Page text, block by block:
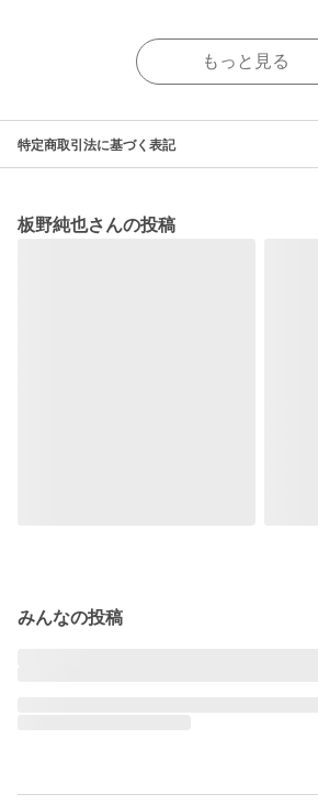
もっと見る
特定商取引法に基づく表記
板野純也さんの投稿
みんなの投稿